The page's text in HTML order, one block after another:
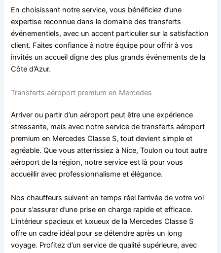
En choisissant notre service, vous bénéficiez d’une
expertise reconnue dans le domaine des transferts
événementiels, avec un accent particulier sur la satisfaction
client. Faites confiance à notre équipe pour offrir à vos
invités un accueil digne des plus grands événements de la
Côte d’Azur.
Transferts aéroport premium en Mercedes
Arriver ou partir d’un aéroport peut être une expérience
stressante, mais avec notre service de transferts aéroport
premium en Mercedes Classe S, tout devient simple et
agréable. Que vous atterrissiez à Nice, Toulon ou tout autre
aéroport de la région, notre service est là pour vous
accueillir avec professionnalisme et élégance.
Nos chauffeurs suivent en temps réel l’arrivée de votre vol
pour s’assurer d’une prise en charge rapide et efficace.
L’intérieur spacieux et luxueux de la Mercedes Classe S
offre un cadre idéal pour se détendre après un long
voyage. Profitez d’un service de qualité supérieure, avec